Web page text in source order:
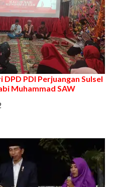
PDI Perjuangan Sulsel
Muhammad SAW